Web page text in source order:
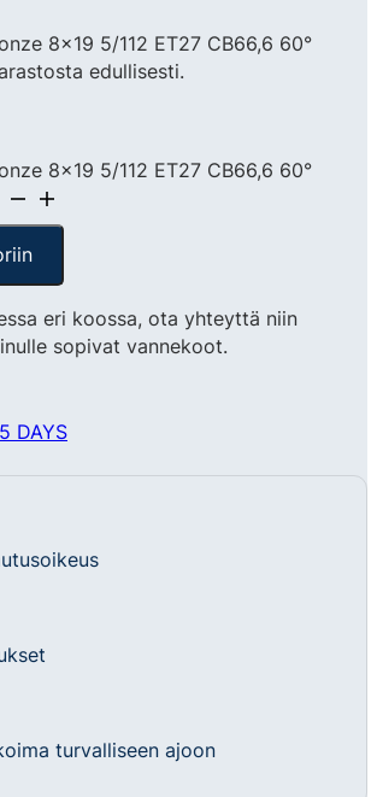
8×19 5/112 ET27 CB66,6 60°
edullisesti.
8x19 5/112 ET27 CB66,6 60°
eri koossa, ota yhteyttä niin
sopivat vannekoot.
DAYS
turvalliseen ajoon